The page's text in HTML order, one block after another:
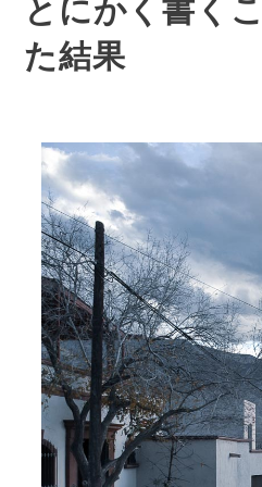
た結果